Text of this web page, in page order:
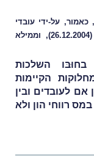
על-ידי עובדי
בז"ן הינה מועד ההחלטה להפריט את בז"ן (26.12.2004), וממילא
השלכות
הקיימות
אם לעובדים ובין
רווחי הון ולא